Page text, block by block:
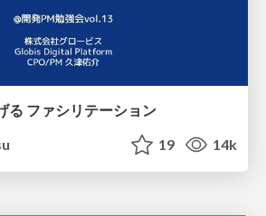
る ファシリテーション
19 14k